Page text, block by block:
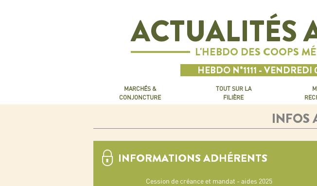
ACTUALITÉS
L'HEBDO DES COOPS
HEBDO N°1111 -
MARCHÉS &
CONJONCTURE
TOUT SUR LA
FILIÈRE
INFOS
INFORMATIONS ADHÉRENTS
Cession de créance et mandat - aides 2025